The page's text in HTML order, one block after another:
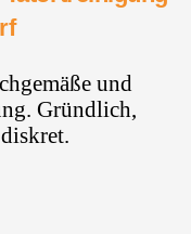
und
Gründlich,